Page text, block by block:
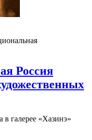
Россия
в галерее «Хазинэ»